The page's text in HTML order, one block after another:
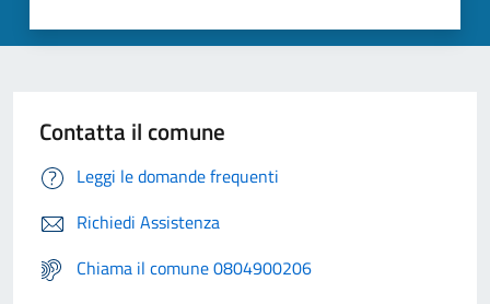
Contatta il comune
Leggi le domande frequenti
Richiedi Assistenza
Chiama il comune 0804900206